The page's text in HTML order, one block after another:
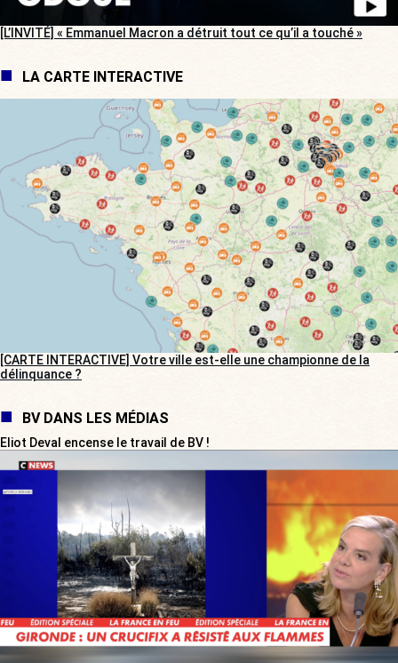
[L’INVITÉ] « Emmanuel Macron a détruit tout ce qu’il a touché »
LA CARTE INTERACTIVE
[CARTE INTERACTIVE] Votre ville est-elle une championne de la
délinquance ?
BV DANS LES MÉDIAS
Eliot Deval encense le travail de BV !